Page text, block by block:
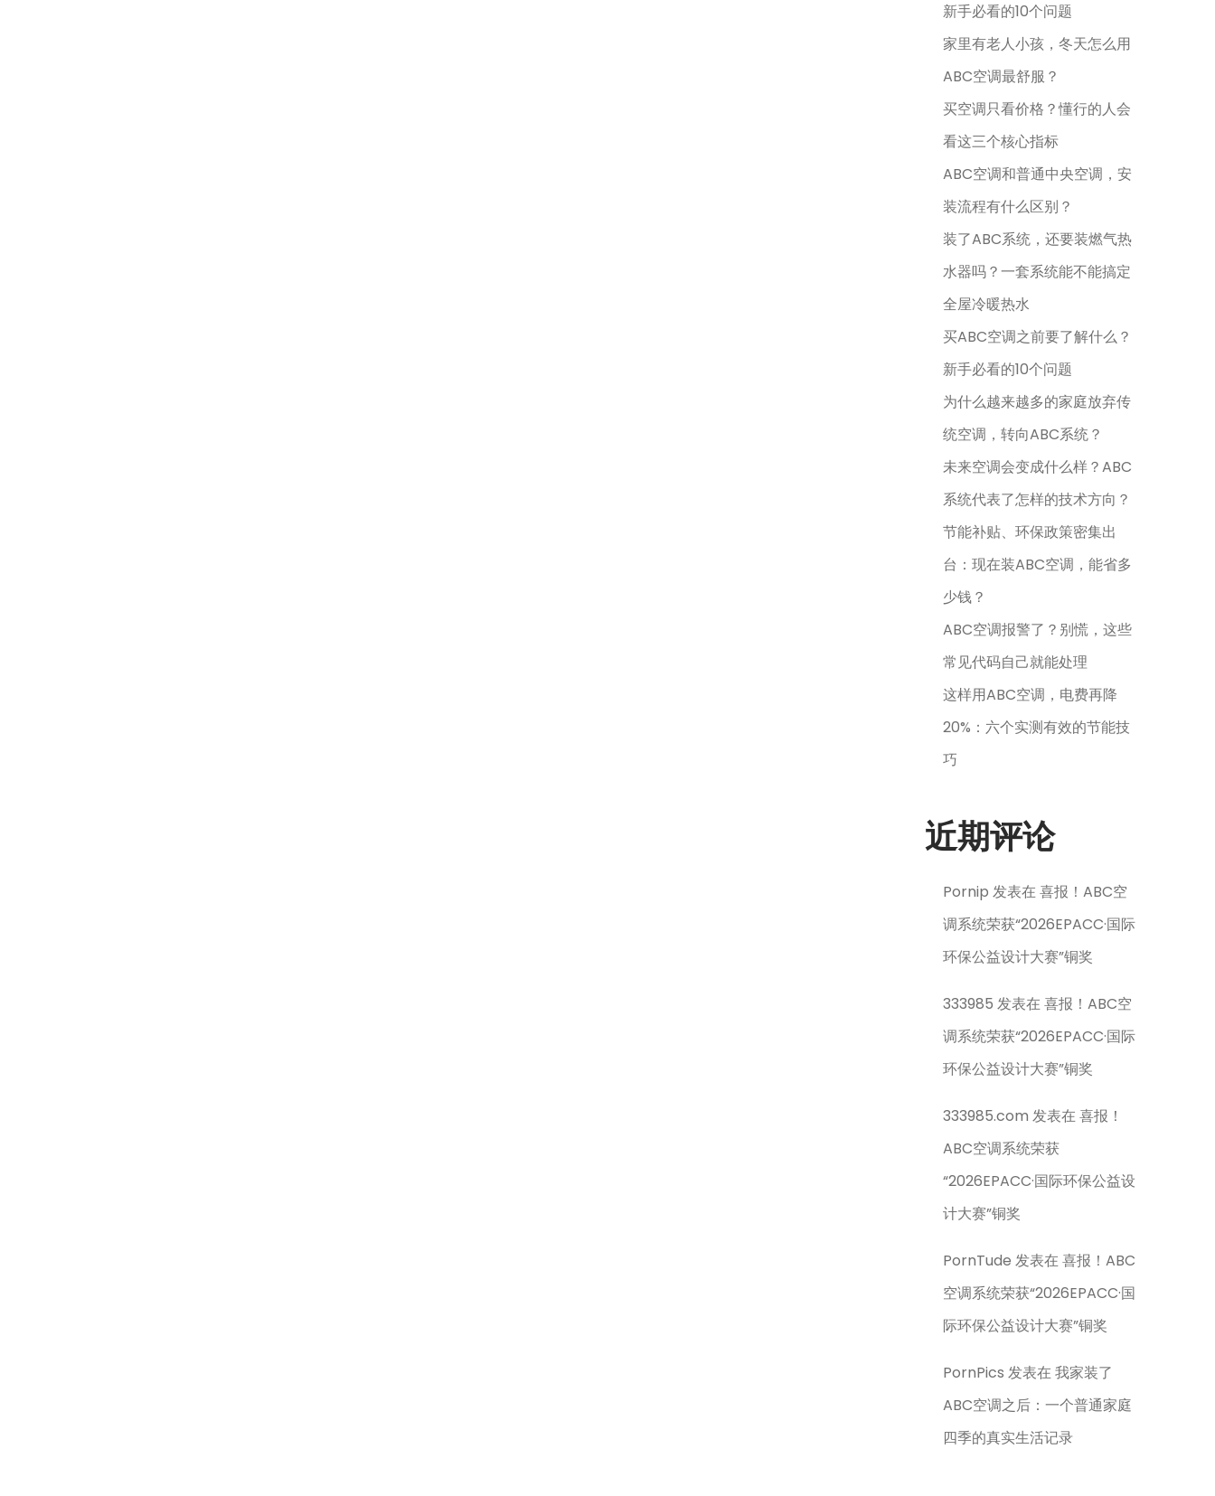
新手必看的10个问题
家里有老人小孩，冬天怎么用
ABC空调最舒服？
买空调只看价格？懂行的人会
看这三个核心指标
ABC空调和普通中央空调，安
装流程有什么区别？
装了ABC系统，还要装燃气热
水器吗？一套系统能不能搞定
全屋冷暖热水
买ABC空调之前要了解什么？
新手必看的10个问题
为什么越来越多的家庭放弃传
统空调，转向ABC系统？
未来空调会变成什么样？ABC
系统代表了怎样的技术方向？
节能补贴、环保政策密集出
台：现在装ABC空调，能省多
少钱？
ABC空调报警了？别慌，这些
常见代码自己就能处理
这样用ABC空调，电费再降
20%：六个实测有效的节能技
巧
近期评论
Pornip 发表在喜报！ABC空
调系统荣获“2026EPACC·国际
环保公益设计大赛”铜奖
333985 发表在喜报！ABC空
调系统荣获“2026EPACC·国际
环保公益设计大赛”铜奖
333985.com 发表在喜报！
ABC空调系统荣获
“2026EPACC·国际环保公益设
计大赛”铜奖
PornTude 发表在喜报！ABC
空调系统荣获“2026EPACC·国
际环保公益设计大赛”铜奖
PornPics 发表在我家装了
ABC空调之后：一个普通家庭
四季的真实生活记录